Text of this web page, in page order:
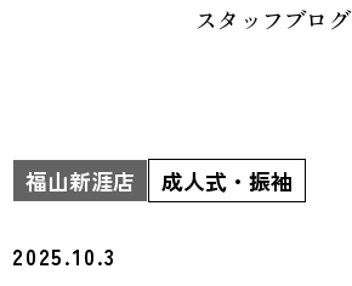
スタッフブログ
福山新涯店 成人式・振袖
2025.10.3